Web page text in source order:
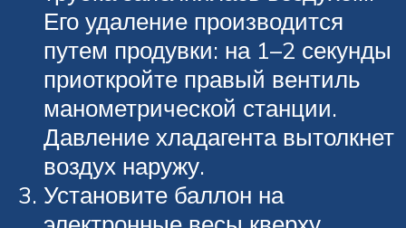
Его удаление производится
путем продувки: на 1–2 секунды
приоткройте правый вентиль
манометрической станции.
Давление хладагента вытолкнет
воздух наружу.
Установите баллон на